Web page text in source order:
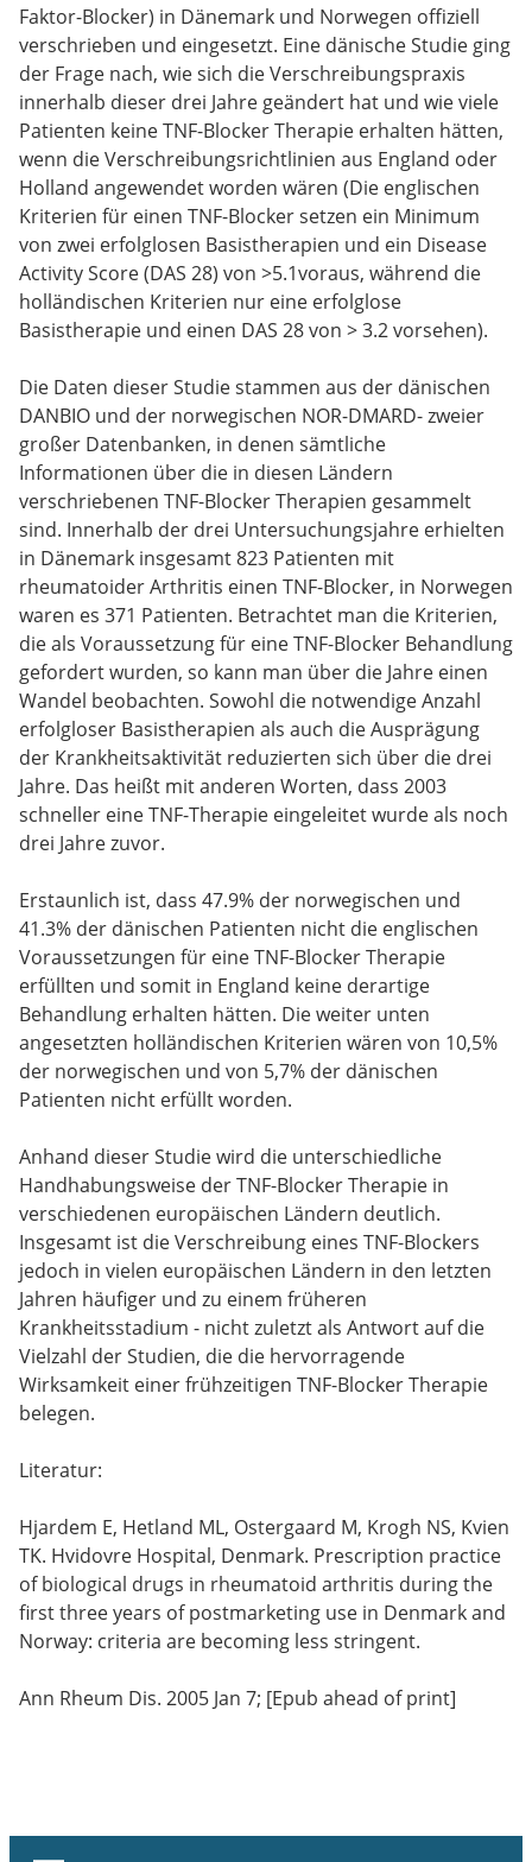
Faktor-Blocker) in Dänemark und Norwegen offiziell
verschrieben und eingesetzt. Eine dänische Studie ging
der Frage nach, wie sich die Verschreibungspraxis
innerhalb dieser drei Jahre geändert hat und wie viele
Patienten keine TNF-Blocker Therapie erhalten hätten,
wenn die Verschreibungsrichtlinien aus England oder
Holland angewendet worden wären (Die englischen
Kriterien für einen TNF-Blocker setzen ein Minimum
von zwei erfolglosen Basistherapien und ein Disease
Activity Score (DAS 28) von >5.1voraus, während die
holländischen Kriterien nur eine erfolglose
Basistherapie und einen DAS 28 von > 3.2 vorsehen).
Die Daten dieser Studie stammen aus der dänischen
DANBIO und der norwegischen NOR-DMARD- zweier
großer Datenbanken, in denen sämtliche
Informationen über die in diesen Ländern
verschriebenen TNF-Blocker Therapien gesammelt
sind. Innerhalb der drei Untersuchungsjahre erhielten
in Dänemark insgesamt 823 Patienten mit
rheumatoider Arthritis einen TNF-Blocker, in Norwegen
waren es 371 Patienten. Betrachtet man die Kriterien,
die als Voraussetzung für eine TNF-Blocker Behandlung
gefordert wurden, so kann man über die Jahre einen
Wandel beobachten. Sowohl die notwendige Anzahl
erfolgloser Basistherapien als auch die Ausprägung
der Krankheitsaktivität reduzierten sich über die drei
Jahre. Das heißt mit anderen Worten, dass 2003
schneller eine TNF-Therapie eingeleitet wurde als noch
drei Jahre zuvor.
Erstaunlich ist, dass 47.9% der norwegischen und
41.3% der dänischen Patienten nicht die englischen
Voraussetzungen für eine TNF-Blocker Therapie
erfüllten und somit in England keine derartige
Behandlung erhalten hätten. Die weiter unten
angesetzten holländischen Kriterien wären von 10,5%
der norwegischen und von 5,7% der dänischen
Patienten nicht erfüllt worden.
Anhand dieser Studie wird die unterschiedliche
Handhabungsweise der TNF-Blocker Therapie in
verschiedenen europäischen Ländern deutlich.
Insgesamt ist die Verschreibung eines TNF-Blockers
jedoch in vielen europäischen Ländern in den letzten
Jahren häufiger und zu einem früheren
Krankheitsstadium - nicht zuletzt als Antwort auf die
Vielzahl der Studien, die die hervorragende
Wirksamkeit einer frühzeitigen TNF-Blocker Therapie
belegen.
Literatur:
Hjardem E, Hetland ML, Ostergaard M, Krogh NS, Kvien
TK. Hvidovre Hospital, Denmark. Prescription practice
of biological drugs in rheumatoid arthritis during the
first three years of postmarketing use in Denmark and
Norway: criteria are becoming less stringent.
Ann Rheum Dis. 2005 Jan 7; [Epub ahead of print]